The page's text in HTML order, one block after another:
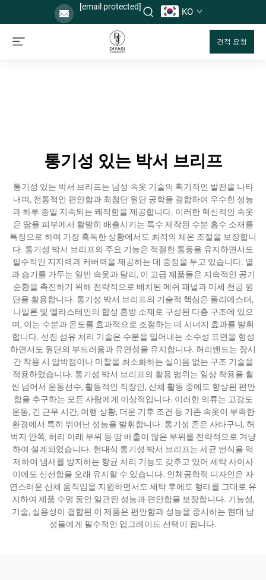
[email protected] KO
견적 요청
통기성 있는 박서 브리프
통기성 있는 박서 브리프는 남성 속옷 기술의 획기적인 발전을 나타
내며, 전통적인 편안함과 최첨단 원단 공학을 결합하여 우수한 성능
과 하루 종일 지속되는 쾌적함을 제공합니다. 이러한 혁신적인 속옷
은 땀을 피부에서 활발히 배출시키는 특수 제작된 수분 흡수 소재를
특징으로 하여 가장 혹독한 상황에서도 최적의 체온 조절을 보장합니
다. 통기성 박서 브리프의 주요 기능은 적절한 통풍을 유지하면서도
필수적인 지지력과 커버력을 제공하는 데 중점을 두고 있습니다. 열
과 습기를 가두는 일반 속옷과 달리, 이 고급 제품들은 지속적인 공기
순환을 촉진하기 위해 전략적으로 배치된 메쉬 패널과 미세 천공 원
단을 활용합니다. 통기성 박서 브리프의 기술적 핵심은 폴리에스터,
나일론 및 엘라스테인의 합성 혼방 소재로 구성된 다층 구조에 있으
며, 이는 수분과 온도를 효과적으로 조절하는 데 시너지 효과를 발휘
합니다. 선진 섬유 처리 기술은 수분을 밀어내는 소수성 표면을 형성
하면서도 원단의 부드러움과 유연성을 유지합니다. 허리밴드는 장시
간 착용 시 압박점이나 마찰을 최소화하는 실이음 없는 구조 기술을
적용하였습니다. 통기성 박서 브리프의 활용 범위는 일상 착용을 훨
씬 넘어서 운동선수, 활동적인 직장인, 신체 활동 중에도 향상된 편안
함을 추구하는 모든 사람에게 이상적입니다. 이러한 의류는 고강도
운동, 긴 근무 시간, 여행 상황, 더운 기후 조건 등 기존 속옷이 부족한
환경에서 특히 뛰어난 성능을 발휘합니다. 통기성 존은 사타구니, 허
벅지 안쪽, 허리 아래 부위 등 땀 배출이 많은 부위를 전략적으로 겨냥
하여 설계되었습니다. 현대식 통기성 박서 브리프는 세균 번식을 억
제하여 냄새를 방지하는 항균 처리 기능도 갖추고 있어 세탁 사이사
이에도 신선함을 오래 유지할 수 있습니다. 인체공학적 디자인은 자
연스러운 신체 움직임을 지원하면서도 세탁 후에도 형태를 그대로 유
지하여 제품 수명 동안 일관된 성능과 편안함을 보장합니다. 기능성,
기술, 실용성이 결합된 이 제품은 편안함과 성능을 중시하는 현대 남
성들에게 필수적인 업그레이드 선택이 됩니다.